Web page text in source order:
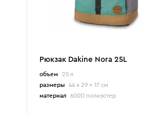
Рюкзак Dakine Nora 25L
объем
25 л
размеры
44 x 29 x 17 см
материал
600D полиэстер